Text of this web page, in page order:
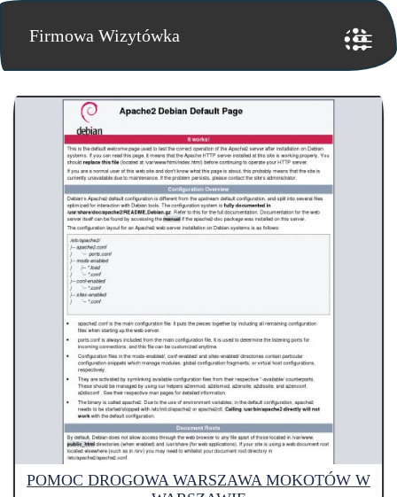
Firmowa Wizytówka
POMOC DROGOWA WARSZAWA MOKOTÓW W